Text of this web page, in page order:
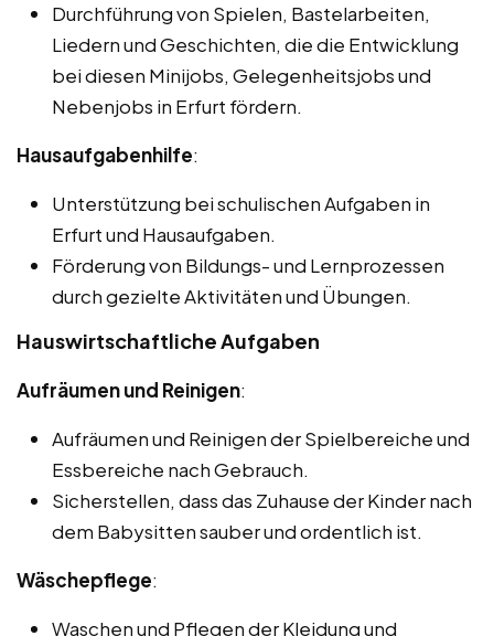
Durchführung von Spielen, Bastelarbeiten,
Liedern und Geschichten, die die Entwicklung
bei diesen Minijobs, Gelegenheitsjobs und
Nebenjobs in Erfurt fördern.
Hausaufgabenhilfe:
Unterstützung bei schulischen Aufgaben in
Erfurt und Hausaufgaben.
Förderung von Bildungs- und Lernprozessen
durch gezielte Aktivitäten und Übungen.
Hauswirtschaftliche Aufgaben
Aufräumen und Reinigen:
Aufräumen und Reinigen der Spielbereiche und
Essbereiche nach Gebrauch.
Sicherstellen, dass das Zuhause der Kinder nach
dem Babysitten sauber und ordentlich ist.
Wäschepflege:
Waschen und Pflegen der Kleidung und